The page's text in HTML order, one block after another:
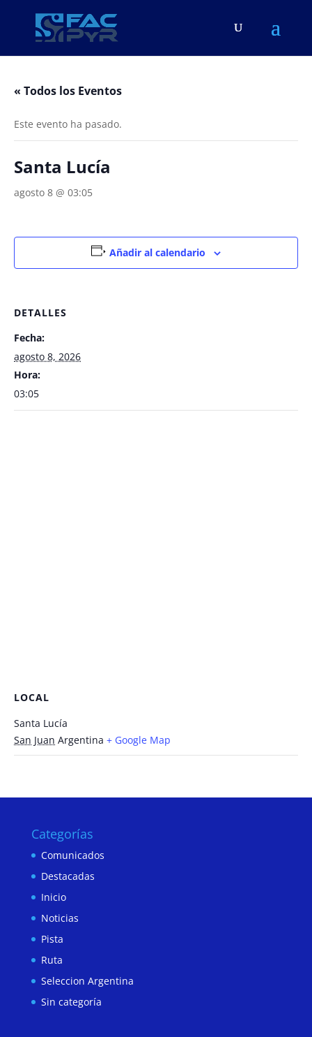
« Todos los Eventos
Este evento ha pasado.
Santa Lucía
agosto 8 @ 03:05
Añadir al calendario
DETALLES
Fecha:
agosto 8, 2026
Hora:
03:05
LOCAL
Santa Lucía
San Juan Argentina + Google Map
Categorías
Comunicados
Destacadas
Inicio
Noticias
Pista
Ruta
Seleccion Argentina
Sin categoría